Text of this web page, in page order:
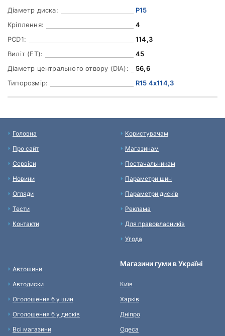
Діаметр диска:
Р15
Кріплення:
4
PCD1:
114,3
Виліт (ET):
45
Діаметр центрального отвору (DIA):
56,6
Типорозмір:
R15 4x114,3
Головна
Про сайт
Сервіси
Новини
Огляди
Тести
Контакти
Користувачам
Магазинам
Постачальникам
Параметри шин
Параметри дисків
Реклама
Для правовласників
Угода
Автошини
Автодиски
Оголошення б у шин
Оголошення б у дисків
Всі магазини
Магазини гуми в Україні
Київ
Харків
Дніпро
Одеса